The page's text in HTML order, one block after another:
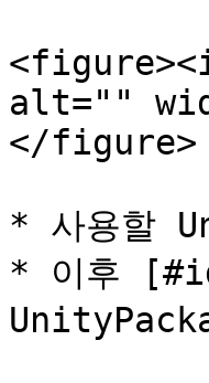
alt=""
</figure>
* 사용할
* 이후